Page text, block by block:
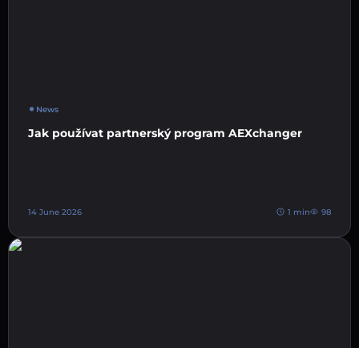
News
Jak používat partnerský program AEXchanger
14 June 2026 1 min 98